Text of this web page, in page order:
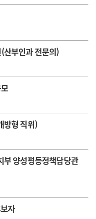
산부인과 전문의)
방형 직위)
부 양성평등정책담당관
자